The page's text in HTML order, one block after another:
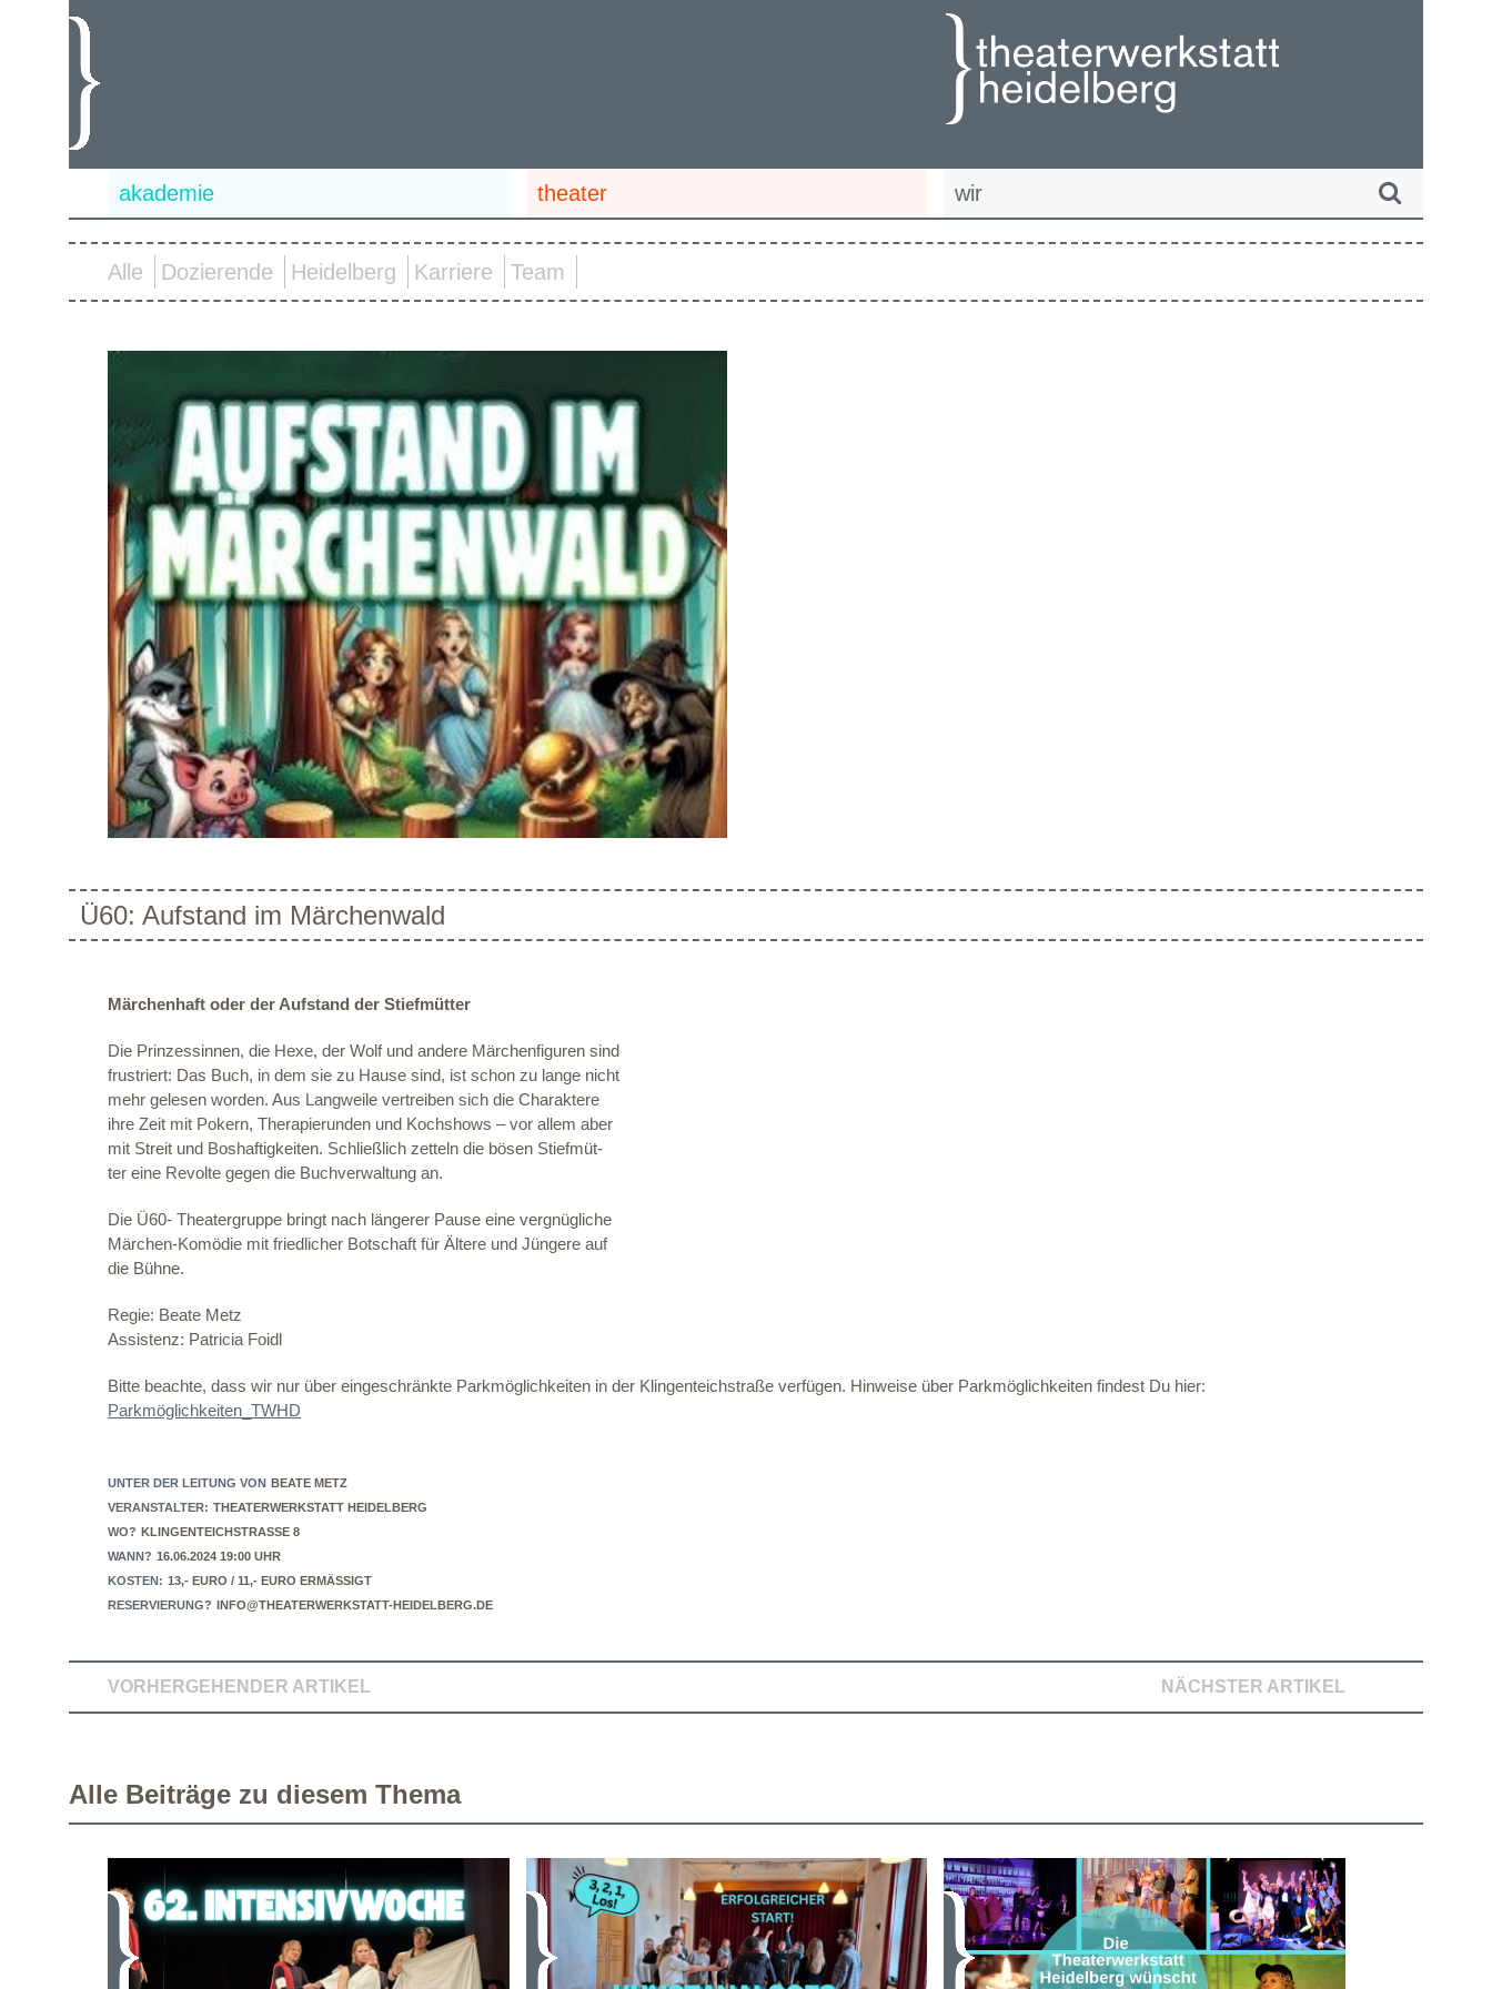
akademie theater wir
Alle Dozierende Heidelberg Karriere Team
Ü60: Aufstand im Märchenwald
Märchenhaft oder der Aufstand der Stiefmütter
Die Prinzessinnen, die Hexe, der Wolf und andere Märchenfiguren sind
frustriert: Das Buch, in dem sie zu Hause sind, ist schon zu lange nicht
mehr gelesen worden. Aus Langweile vertreiben sich die Charaktere
ihre Zeit mit Pokern, Therapierunden und Kochshows – vor allem aber
mit Streit und Boshaftigkeiten. Schließlich zetteln die bösen Stiefmüt-
ter eine Revolte gegen die Buchverwaltung an.
Die Ü60- Theatergruppe bringt nach längerer Pause eine vergnügliche
Märchen-Komödie mit friedlicher Botschaft für Ältere und Jüngere auf
die Bühne.
Regie: Beate Metz
Assistenz: Patricia Foidl
Bitte beachte, dass wir nur über eingeschränkte Parkmöglichkeiten in der Klingenteichstraße verfügen. Hinweise über Parkmöglichkeiten findest Du hier:
Parkmöglichkeiten_TWHD
UNTER DER LEITUNG VON
BEATE METZ
VERANSTALTER: THEATERWERKSTATT HEIDELBERG
WO? KLINGENTEICHSTRASSE 8
WANN? 16.06.2024 19:00 UHR
KOSTEN: 13,- EURO / 11,- EURO ERMÄSSIGT
RESERVIERUNG?
INFO@THEATERWERKSTATT-HEIDELBERG.DE
VORHERGEHENDER ARTIKEL NÄCHSTER ARTIKEL
Alle Beiträge zu diesem Thema